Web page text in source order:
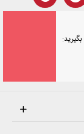
پس ازفروش است.